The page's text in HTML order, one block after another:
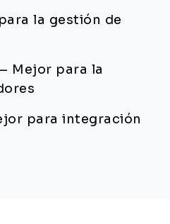
la gestión de
Mejor para la
para integración